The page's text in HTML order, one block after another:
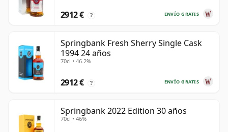
ENVÍO GRATIS
2912 € ?
Springbank Fresh Sherry Single Cask
1994 24 años
70cl • 46.2%
ENVÍO GRATIS
2912 € ?
Springbank 2022 Edition 30 años
70cl • 46%